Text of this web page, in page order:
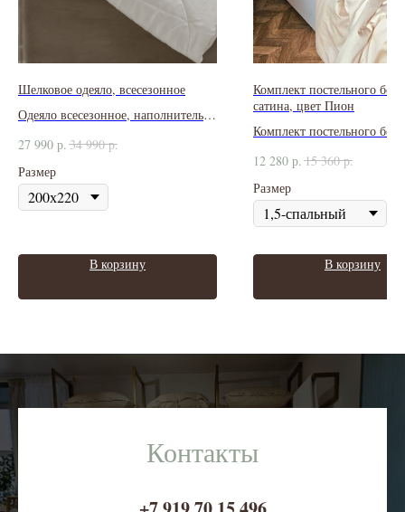
Шелковое одеяло, всесезонное
Одеяло всесезонное, наполнитель
эвкалиптового дерева
27 990 р. 34 990 р.
Размер
В корзину
Комплект постельного
сатина, цвет Пион
Комплект постельного
12 280 р. 15 360 р.
Размер
В корзину
Контакты